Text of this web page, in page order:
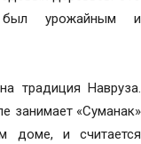
урожайным и
традиция Навруза.
занимает «Суманак»
доме, и считается